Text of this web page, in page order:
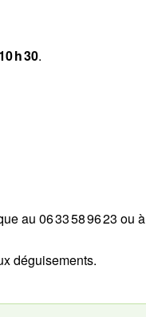
h 30.
au 06 33 58 96 23 ou à
déguisements.